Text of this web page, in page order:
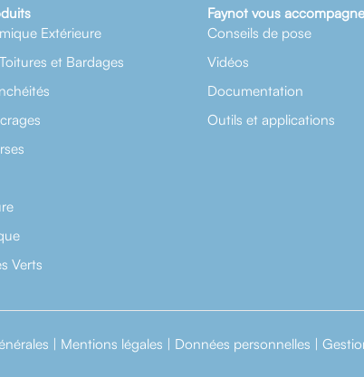
Extérieure
et Bardages
Verts
Faynot vous accompagne
Conseils de pose
Vidéos
Documentation
Outils et applications
| Mentions légales | Données personnelles |